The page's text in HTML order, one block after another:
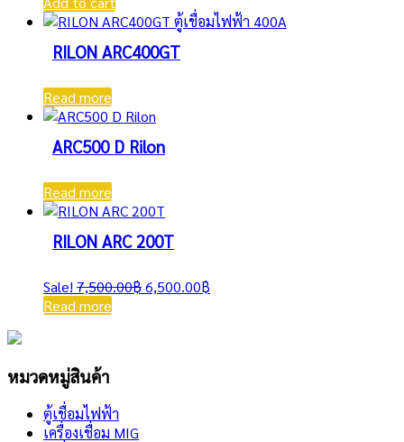
was:
is:
RILON ARC400GT
Read more
ARC500 D Rilon
Read more
RILON ARC 200T
Sale! 7,500.00฿Original
6,500.00฿
Read more
หมวดหมู่สินค้า
ตู้เชื่อมไฟฟ้า
เครื่องเชื่อม MIG